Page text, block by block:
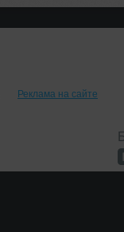
Реклама на сайте